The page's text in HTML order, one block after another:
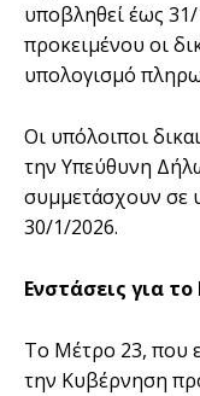
υποβληθεί έως
προκειμένου οι
υπολογισμό
Οι υπόλοιποι
την Υπεύθυνη
συμμετάσχουν σε
30/1/2026.
Ενστάσεις για
Το Μέτρο 23, που
την Κυβέρνηση